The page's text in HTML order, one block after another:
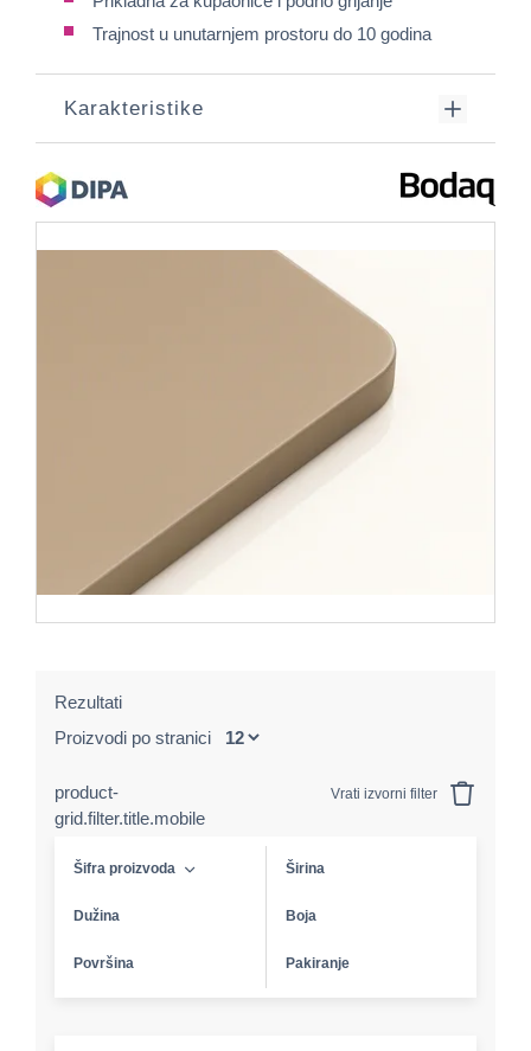
Trajnost u unutarnjem prostoru do 10 godina
Karakteristike
Rezultati
Proizvodi po stranici
product-
grid.filter.title.mobile
Vrati izvorni filter
Šifra proizvoda Širina
Dužina Boja
Površina Pakiranje